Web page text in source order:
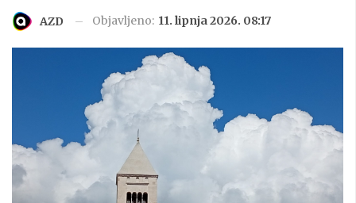
AZD Objavljeno: 11. lipnja 2026. 08:17